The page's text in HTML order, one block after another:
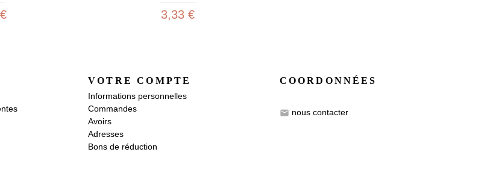
3,33 €
VOTRE COMPTE
Informations personnelles
Commandes
Avoirs
Adresses
Bons de réduction
COORDONNÉES
email nous contacter